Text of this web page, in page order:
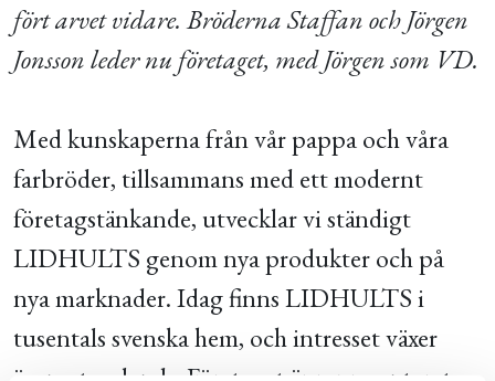
fört arvet vidare. Bröderna Staffan och Jörgen
Jonsson leder nu företaget, med Jörgen som VD.
Med kunskaperna från vår pappa och våra
farbröder, tillsammans med ett modernt
företagstänkande, utvecklar vi ständigt
LIDHULTS genom nya produkter och på
nya marknader. Idag finns LIDHULTS i
tusentals svenska hem, och intresset växer